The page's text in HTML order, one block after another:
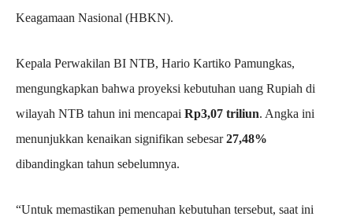
Keagamaan Nasional (HBKN).
Kepala Perwakilan BI NTB, Hario Kartiko Pamungkas,
mengungkapkan bahwa proyeksi kebutuhan uang Rupiah di
wilayah NTB tahun ini mencapai Rp3,07 triliun. Angka ini
menunjukkan kenaikan signifikan sebesar27,48%
dibandingkan tahun sebelumnya.
“Untuk memastikan pemenuhan kebutuhan tersebut, saat ini